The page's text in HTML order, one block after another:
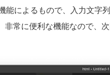
能によるもので、入力文字
非常に便利な機能なので、